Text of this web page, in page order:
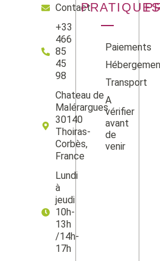
Contact
+33
466
85
45
98
Chateau de
Malérargues
30140
Thoiras-
Corbès,
France
Lundi
à
jeudi
10h-
13h
/14h-
17h
Paiements
Transport
A
vérifier
avant
de
venir